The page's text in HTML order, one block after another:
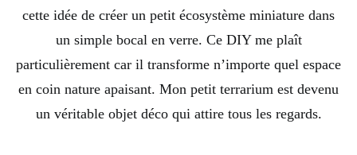
cette idée de créer un petit écosystème miniature dans
un simple bocal en verre. Ce DIY me plaît
particulièrement car il transforme n’importe quel espace
en coin nature apaisant. Mon petit terrarium est devenu
un véritable objet déco qui attire tous les regards.